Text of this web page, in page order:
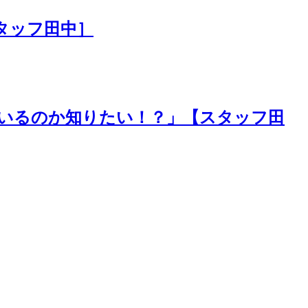
フ田中］
るのか知りたい！？」【スタッフ田